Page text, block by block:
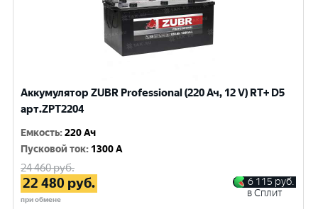
Аккумулятор ZUBR Professional (220 Ач, 12 V) RT+ D5
арт.ZPT2204
Емкость:220 Ач
Пусковой ток: 1300 A
24 460руб.
22 480 руб.
при обмене
6 115 руб.
в Сплит